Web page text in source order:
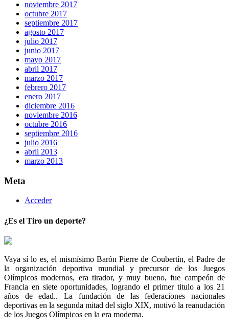
noviembre 2017
octubre 2017
septiembre 2017
agosto 2017
julio 2017
junio 2017
mayo 2017
abril 2017
marzo 2017
febrero 2017
enero 2017
diciembre 2016
noviembre 2016
octubre 2016
septiembre 2016
julio 2016
abril 2013
marzo 2013
Meta
Acceder
¿Es el Tiro un deporte?
Vaya sí lo es, el mismísimo Barón Pierre de Coubertín, el Padre de
la organización deportiva mundial y precursor de los Juegos
Olímpicos modernos, era tirador, y muy bueno, fue campeón de
Francia en siete oportunidades, logrando el primer titulo a los 21
años de edad.. La fundación de las federaciones nacionales
deportivas en la segunda mitad del siglo XIX, motivó la reanudación
de los Juegos Olímpicos en la era moderna.